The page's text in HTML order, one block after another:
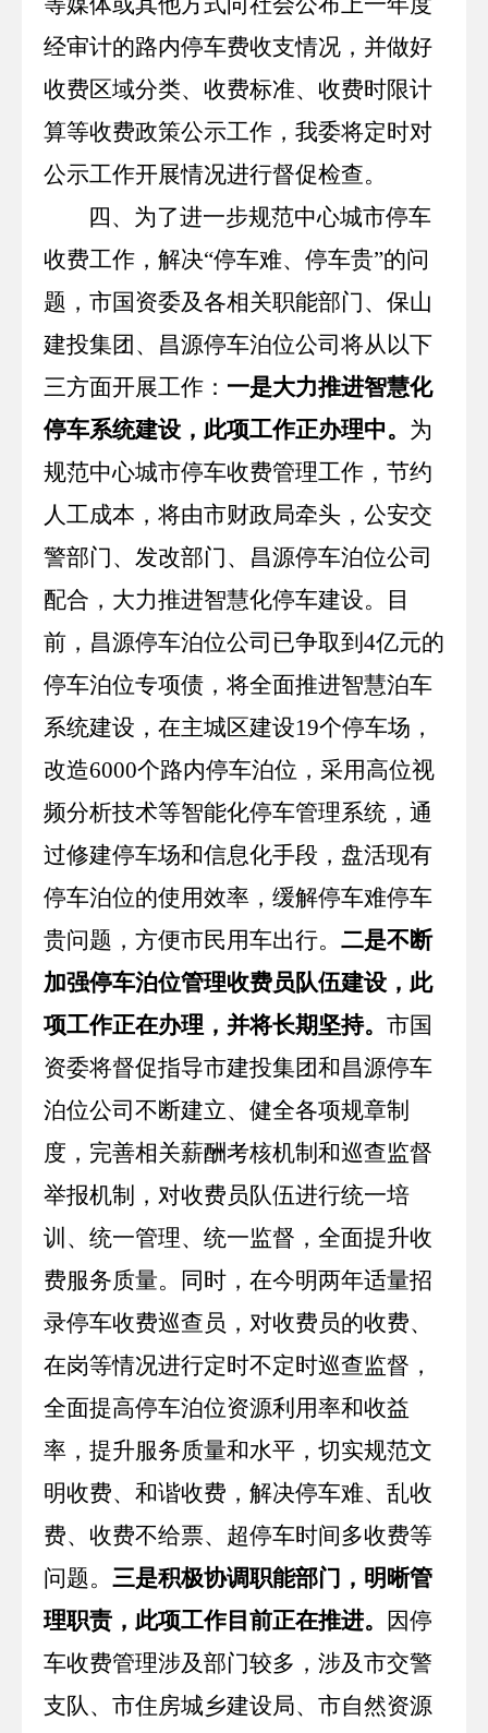
经审计的路内停车费收支情况，并做好
收费区域分类、收费标准、收费时限计
算等收费政策公示工作，我委将定时对
公示工作开展情况进行督促检查。
四、为了进一步规范中心城市停车
收费工作，解决“停车难、停车贵”的问
题，市国资委及各相关职能部门、保山
建投集团、昌源停车泊位公司将从以下
三方面开展工作： 一是大力推进智慧化
停车系统建设，此项工作正办理中。 为
规范中心城市停车收费管理工作，节约
人工成本，将由市财政局牵头，公安交
警部门、发改部门、昌源停车泊位公司
配合，大力推进智慧化停车建设。目
前，昌源停车泊位公司已争取到 4亿元的
停车泊位专项债，将全面推进智慧泊车
系统建设，在主城区建设19个停车场，
改造6000个路内停车泊位，采用高位视
频分析技术等智能化停车管理系统，通
过修建停车场和信息化手段，盘活现有
停车泊位的使用效率，缓解停车难停车
贵问题，方便市民用车出行。 二是不断
加强停车泊位管理收费员队伍建设，此
项工作正在办理，并将长期坚持。 市国
资委将督促指导市建投集团和昌源停车
泊位公司不断建立、健全各项规章制
度，完善相关薪酬考核机制和巡查监督
举报机制，对收费员队伍进行统一培
训、统一管理、统一监督，全面提升收
费服务质量。同时，在今明两年适量招
录停车收费巡查员，对收费员的收费、
在岗等情况进行定时不定时巡查监督，
全面提高停车泊位资源利用率和收益
率，提升服务质量和水平，切实规范文
明收费、和谐收费，解决停车难、乱收
费、收费不给票、超停车时间多收费等
问题。 三是积极协调职能部门，明晰管
理职责，此项工作目前正在推进。
因停
车收费管理涉及部门较多，涉及市交警
支队、市住房城乡建设局、市自然资源